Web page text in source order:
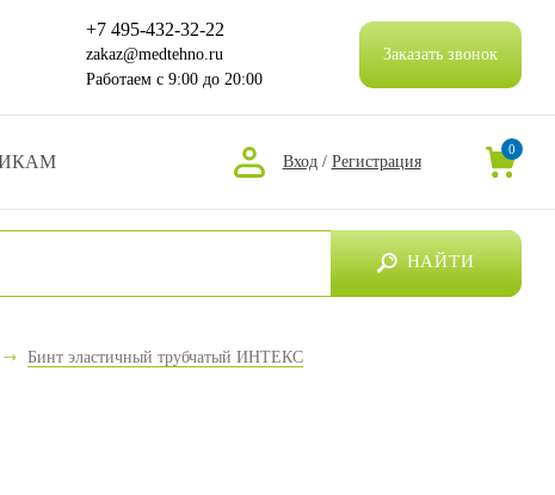
+7 495-432-32-22
zakaz@medtehno.ru
Работаем с 9:00 до 20:00
Заказать звонок
Вход / Регистрация
0
НАЙТИ
Бинт эластичный трубчатый ИНТЕКС